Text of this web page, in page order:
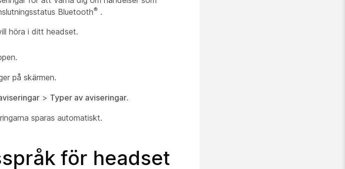
Bluetooth® .
höra i ditt headset.
på skärmen.
> Typer av aviseringar.
sparas automatiskt.
för headset